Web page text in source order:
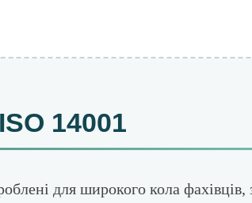
14001
для широкого кола фахівців,